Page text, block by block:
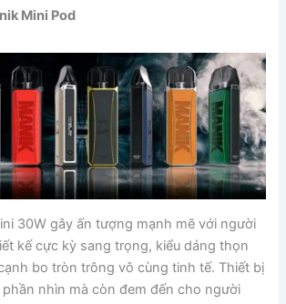
Mini Pod
30W gây ấn tượng mạnh mẽ với người
kế cực kỳ sang trọng, kiểu dáng thọn
bo tròn trông vô cùng tinh tế. Thiết bị
nhìn mà còn đem đến cho người